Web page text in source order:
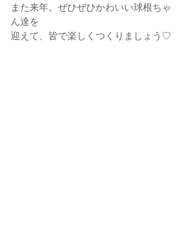
また来年。ぜひぜひかわいい球根ちゃ
ん達を
迎えて、皆で楽しくつくりましょう♡